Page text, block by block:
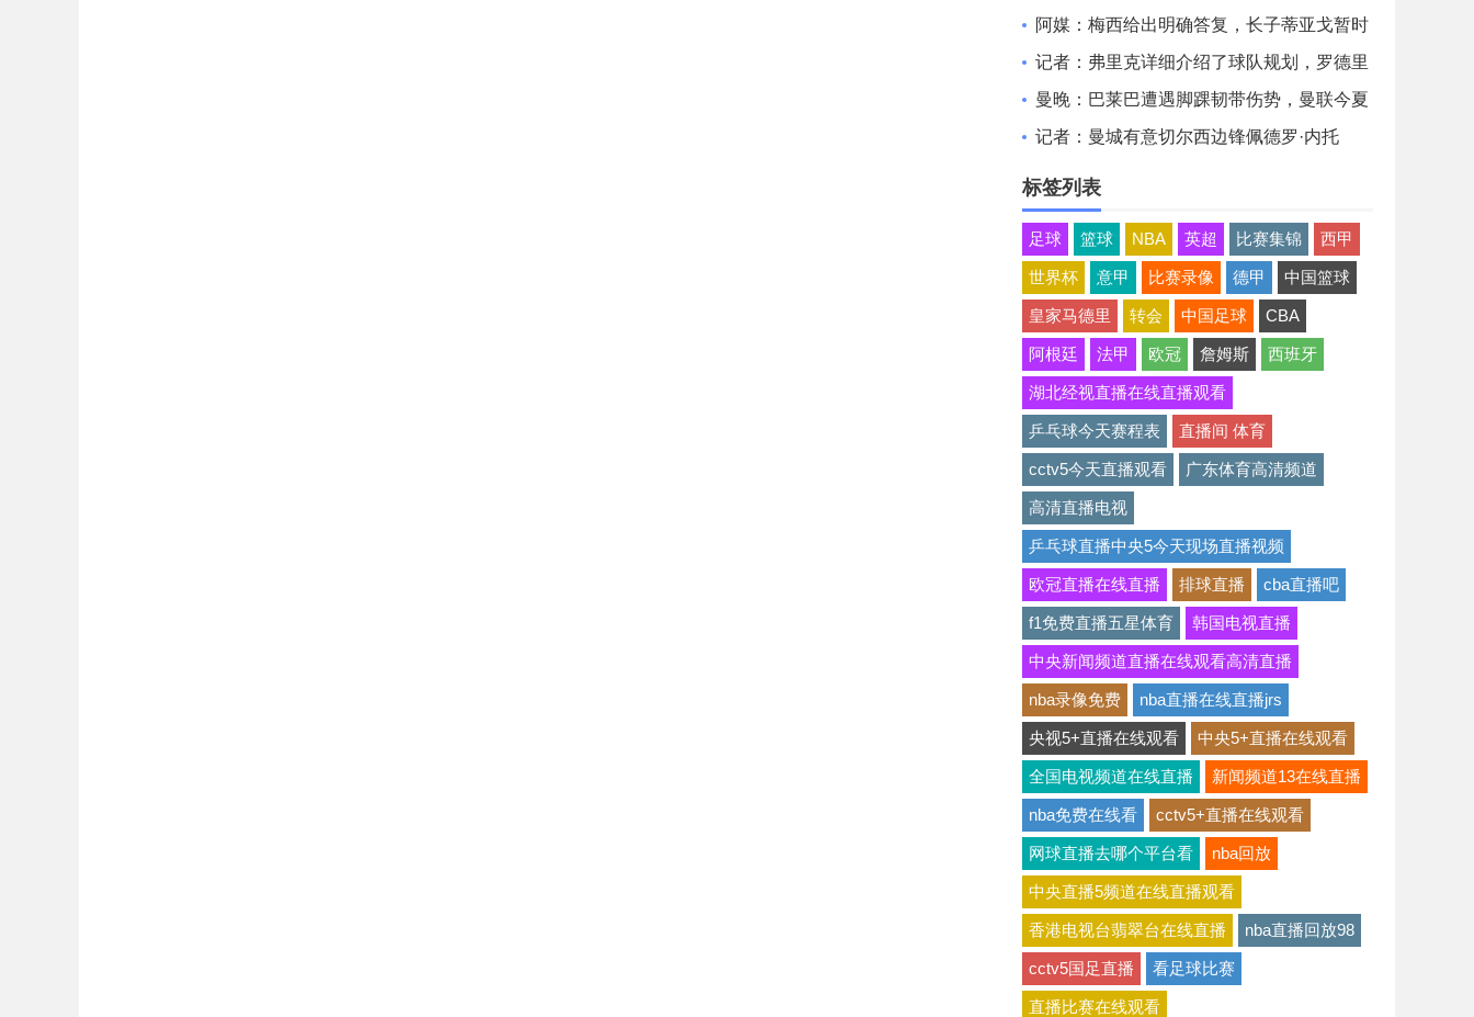
马坐拥世界独一档攻击线
阿媒：梅西给出明确答复，长子蒂亚戈暂时
不会前往拉玛西亚青训
记者：弗里克详细介绍了球队规划，罗德里
非常认可并选择加盟巴萨
曼晚：巴莱巴遭遇脚踝韧带伤势，曼联今夏
大概率不会继续追求他
记者：曼城有意切尔西边锋佩德罗·内托
标签列表
足球 篮球 NBA 英超 比赛集锦 西甲
世界杯 意甲 比赛录像 德甲 中国篮球
皇家马德里 转会 中国足球 CBA
阿根廷 法甲 欧冠 詹姆斯 西班牙
湖北经视直播在线直播观看
乒乓球今天赛程表 直播间 体育
cctv5今天直播观看 广东体育高清频道
高清直播电视
乒乓球直播中央5今天现场直播视频
欧冠直播在线直播 排球直播 cba直播吧
f1免费直播五星体育 韩国电视直播
中央新闻频道直播在线观看高清直播
nba录像免费 nba直播在线直播jrs
央视5+直播在线观看 中央5+直播在线观看
全国电视频道在线直播 新闻频道13在线直播
nba免费在线看 cctv5+直播在线观看
网球直播去哪个平台看 nba回放
中央直播5频道在线直播观看
香港电视台翡翠台在线直播 nba直播回放98
cctv5国足直播 看足球比赛
直播比赛在线观看